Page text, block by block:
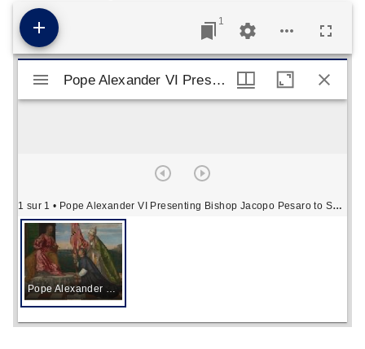
1
Visualiseur Mirador
Pope Alexander VI Presenting Bishop Jacopo Pesaro to Saint Peter
1 sur 1 • Pope Alexander VI Presenting Bishop Jacopo Pesaro to Saint Peter
Pope Alexander VI Presenting Bishop Jacopo Pesaro to Saint Peter
Pope Alexander VI Presenting Bishop Jacopo Pesaro to Saint Peter